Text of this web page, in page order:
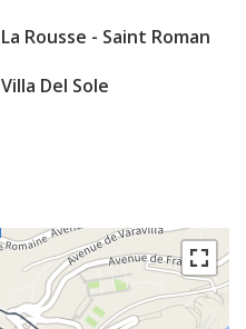
La Rousse - Saint Roman
Villa Del Sole